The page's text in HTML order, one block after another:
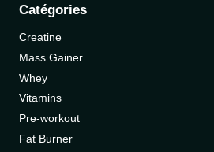
Catégories
Creatine
Mass Gainer
Whey
Vitamins
Pre-workout
Fat Burner